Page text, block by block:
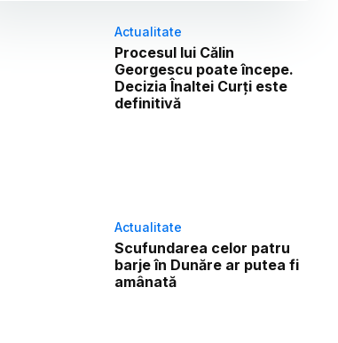
Actualitate
Procesul lui Călin
Georgescu poate începe.
Decizia Înaltei Curți este
definitivă
Actualitate
Scufundarea celor patru
barje în Dunăre ar putea fi
amânată